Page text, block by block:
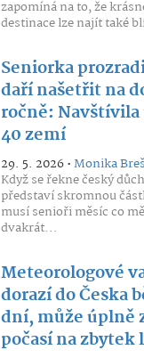
zapomíná na to, že
destinace lze najít také
Seniorka
daří našetřit na
ročně: Navštívila
40 zemí
29. 5. 2026 •Monika
Když se řekne český
představí skromnou
musí senioři měsíc co
dvakrát...
Meteorologové
dorazí do Česka
dní, může úplně
počasí na zbytek